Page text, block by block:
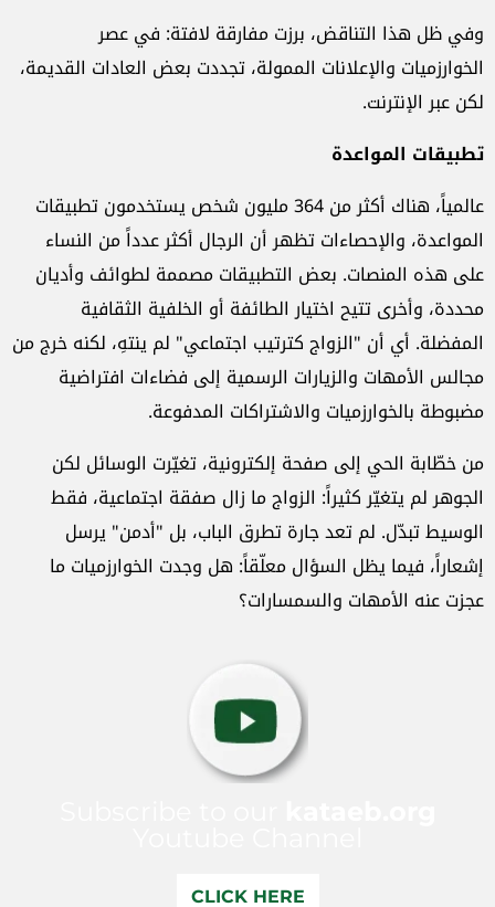
وفي ظل هذا التناقض، برزت مفارقة لافتة: في عصر
الخوارزميات والإعلانات الممولة، تجددت بعض العادات القديمة،
لكن عبر الإنترنت.
تطبيقات المواعدة
عالمياً، هناك أكثر من 364 مليون شخص يستخدمون تطبيقات
المواعدة، والإحصاءات تظهر أن الرجال أكثر عدداً من النساء
على هذه المنصات. بعض التطبيقات مصممة لطوائف وأديان
محددة، وأخرى تتيح اختيار الطائفة أو الخلفية الثقافية
المفضلة. أي أن "الزواج كترتيب اجتماعي" لم ينتهِ، لكنه خرج من
مجالس الأمهات والزيارات الرسمية إلى فضاءات افتراضية
مضبوطة بالخوارزميات والاشتراكات المدفوعة.
من خطّابة الحي إلى صفحة إلكترونية، تغيّرت الوسائل لكن
الجوهر لم يتغيّر كثيراً: الزواج ما زال صفقة اجتماعية، فقط
الوسيط تبدّل. لم تعد جارة تطرق الباب، بل "أدمن" يرسل
إشعاراً، فيما يظل السؤال معلّقاً: هل وجدت الخوارزميات ما
عجزت عنه الأمهات والسمسارات؟
CLICK HERE